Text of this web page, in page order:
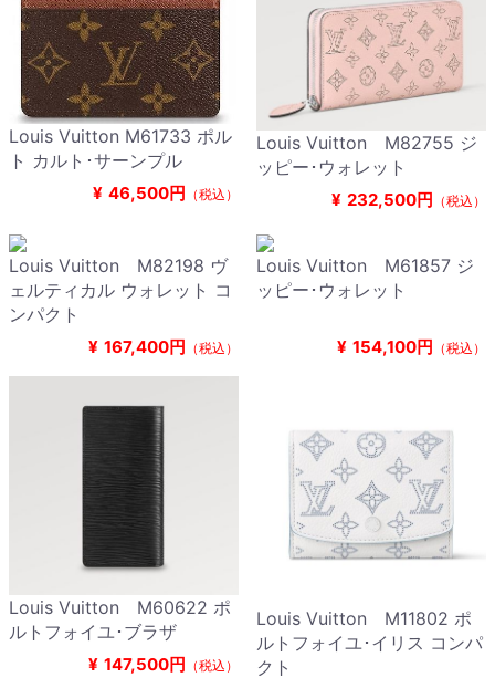
Louis Vuitton M61733 ポル
ト カルト･サーンプル
¥ 46,500円 （税込）
Louis Vuitton M82755 ジ
ッピー･ウォレット
¥ 232,500円 （税込）
Louis Vuitton M82198 ヴ
ェルティカル ウォレット コ
ンパクト
¥ 167,400円 （税込）
Louis Vuitton M61857 ジ
ッピー･ウォレット
¥ 154,100円 （税込）
Louis Vuitton M60622 ポ
ルトフォイユ･ブラザ
¥ 147,500円 （税込）
Louis Vuitton M11802 ポ
ルトフォイユ･イリス コンパ
クト